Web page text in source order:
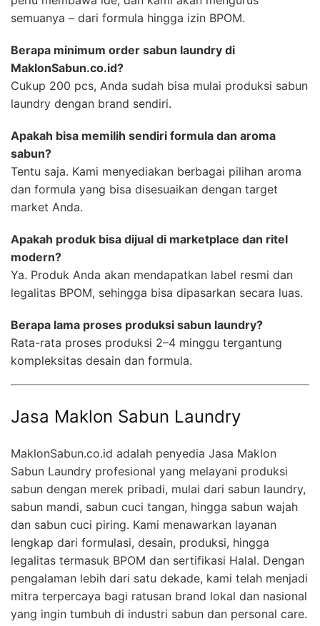
semuanya – dari formula hingga izin BPOM.
Berapa minimum order sabun laundry di
MaklonSabun.co.id?
Cukup 200 pcs, Anda sudah bisa mulai produksi sabun
laundry dengan brand sendiri.
Apakah bisa memilih sendiri formula dan aroma
sabun?
Tentu saja. Kami menyediakan berbagai pilihan aroma
dan formula yang bisa disesuaikan dengan target
market Anda.
Apakah produk bisa dijual di marketplace dan ritel
modern?
Ya. Produk Anda akan mendapatkan label resmi dan
legalitas BPOM, sehingga bisa dipasarkan secara luas.
Berapa lama proses produksi sabun laundry?
Rata-rata proses produksi 2–4 minggu tergantung
kompleksitas desain dan formula.
Jasa Maklon Sabun Laundry
MaklonSabun.co.id adalah penyedia Jasa Maklon
Sabun Laundry profesional yang melayani produksi
sabun dengan merek pribadi, mulai dari sabun laundry,
sabun mandi, sabun cuci tangan, hingga sabun wajah
dan sabun cuci piring. Kami menawarkan layanan
lengkap dari formulasi, desain, produksi, hingga
legalitas termasuk BPOM dan sertifikasi Halal. Dengan
pengalaman lebih dari satu dekade, kami telah menjadi
mitra terpercaya bagi ratusan brand lokal dan nasional
yang ingin tumbuh di industri sabun dan personal care.